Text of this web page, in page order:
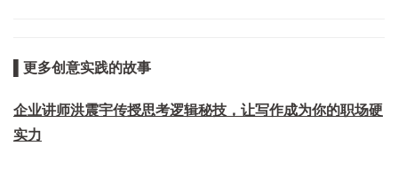
▌更多创意实践的故事
企业讲师洪震宇传授思考逻辑秘技，让写作成为你的职场硬
实力